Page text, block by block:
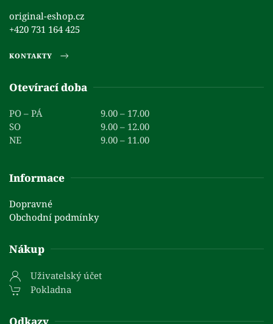
original-eshop.cz
+420 731 164 425
KONTAKTY
Otevírací doba
PO – PÁ
9.00 – 17.00
SO
9.00 – 12.00
NE
9.00 – 11.00
Informace
Dopravné
Obchodní podmínky
Nákup
Uživatelský účet
Pokladna